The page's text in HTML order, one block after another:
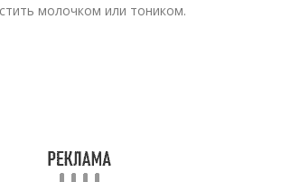
молочком или тоником.